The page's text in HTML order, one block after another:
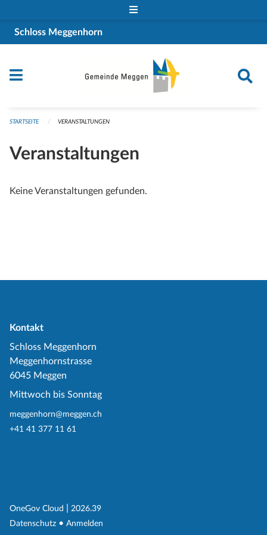
Schloss Meggenhorn
STARTSEITE VERANSTALTUNGEN
Veranstaltungen
Keine Veranstaltungen gefunden.
Kontakt
Schloss Meggenhorn
Meggenhornstrasse
6045 Meggen
Mittwoch bis Sonntag
meggenhorn@meggen.ch
+41 41 377 11 61
OneGov Cloud (External Link)
2026.39
Datenschutz (External Link)
Anmelden